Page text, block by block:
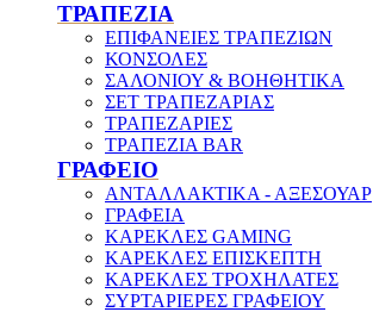
ΤΡΑΠΕΖΙΑ
ΕΠΙΦΑΝΕΙΕΣ ΤΡΑΠΕΖΙΩΝ
ΚΟΝΣΟΛΕΣ
ΣΑΛΟΝΙΟΥ & ΒΟΗΘΗΤΙΚΑ
ΣΕΤ ΤΡΑΠΕΖΑΡΙΑΣ
ΤΡΑΠΕΖΑΡΙΕΣ
ΤΡΑΠΕΖΙΑ BAR
ΓΡΑΦΕΙΟ
ΑΝΤΑΛΛΑΚΤΙΚΑ - ΑΞΕΣΟΥΑΡ
ΓΡΑΦΕΙΑ
ΚΑΡΕΚΛΕΣ GAMING
ΚΑΡΕΚΛΕΣ ΕΠΙΣΚΕΠΤΗ
ΚΑΡΕΚΛΕΣ ΤΡΟΧΗΛΑΤΕΣ
ΣΥΡΤΑΡΙΕΡΕΣ ΓΡΑΦΕΙΟΥ